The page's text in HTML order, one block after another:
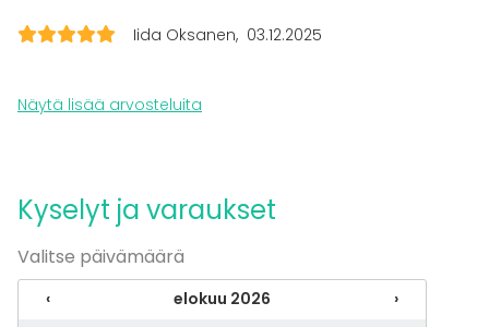
Esitys / näytös
Elämys / aktiviteetti
Juhlasali
Monitoimitila
Ravintola
Iida Oksanen 03.12.2025
Näytä lisää arvosteluita
Kyselyt ja varaukset
Valitse päivämäärä
‹ elokuu 2026 ›